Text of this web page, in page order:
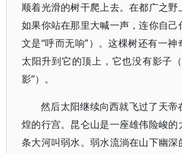
顺着光滑的树干爬上去。在都广之野
如果你站在那里大喊一声，连你自己
文是“呼而无响”）。这棵树还有一神
太阳升到它的顶上，它也没有影子
影”）。
然后太阳继续向西就飞过了天帝
煌的行宫。昆仑山是一座雄伟险峻的
条大河叫弱水。弱水流淌在山下幽深